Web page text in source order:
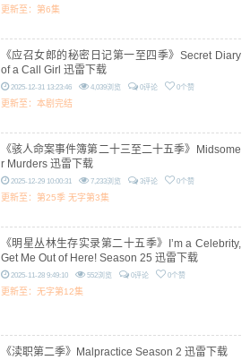
更新至：第6集
《应召女郎的秘密日记第一至四季》Secret Diary
of a Call Girl 迅雷下载
2025-12-31 13:23:46 4,039浏览 0评论 0个赞
更新至：本剧完结
《骇人命案事件簿第二十三至二十五季》Midsome
r Murders 迅雷下载
2025-12-29 10:00:31 7,233浏览 3评论 0个赞
更新至：第25季 无字第3集
《明星丛林生存实录第二十五季》I’m a Celebrity,
Get Me Out of Here! Season 25 迅雷下载
2025-11-28 9:49:10 552浏览 0评论 0个赞
更新至：无字第12集
《渎职第二季》Malpractice Season 2 迅雷下载